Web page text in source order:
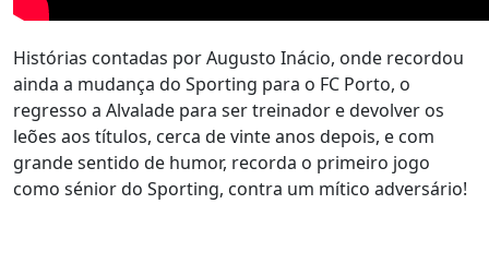
Histórias contadas por Augusto Inácio, onde recordou
ainda a mudança do Sporting para o FC Porto, o
regresso a Alvalade para ser treinador e devolver os
leões aos títulos, cerca de vinte anos depois, e com
grande sentido de humor, recorda o primeiro jogo
como sénior do Sporting, contra um mítico adversário!